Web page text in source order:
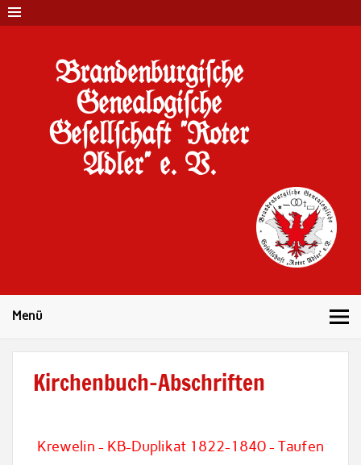
Brandenburgi#che
Genealogi#che
Ge#ell#chaft "Roter
Adler" e. V.
Menü
Kirchenbuch-Abschriften
Krewelin - KB-Duplikat 1822-1840 - Taufen